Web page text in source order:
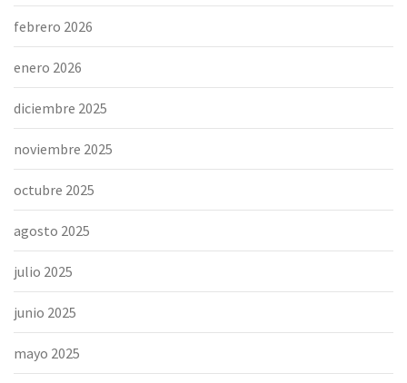
febrero 2026
enero 2026
diciembre 2025
noviembre 2025
octubre 2025
agosto 2025
julio 2025
junio 2025
mayo 2025